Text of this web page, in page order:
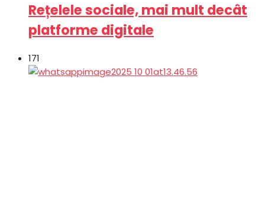
Rețelele sociale, mai mult decât
platforme digitale
171